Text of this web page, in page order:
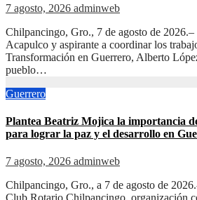
7 agosto, 2026 adminweb
Chilpancingo, Gro., 7 de agosto de
Acapulco y aspirante a coordinar los
Transformación en Guerrero, Alberto
pueblo…
Guerrero
Plantea Beatriz Mojica la importancia
para lograr la paz y el desarrollo en
7 agosto, 2026 adminweb
Chilpancingo, Gro., a 7 de agosto de